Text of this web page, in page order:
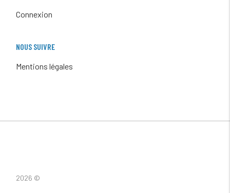
Connexion
NOUS SUIVRE
Mentions légales
2026 ©